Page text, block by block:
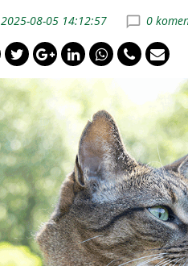
2025-08-05 14:12:57 0